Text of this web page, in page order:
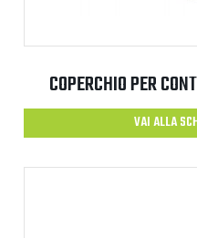
COPERCHIO PER
VAI ALLA